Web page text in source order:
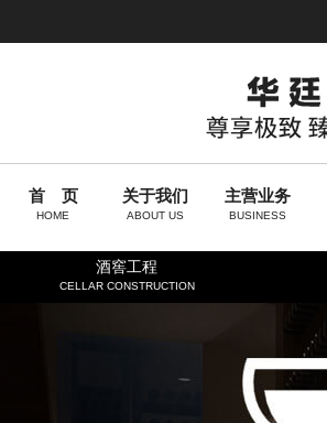
首 页
HOME
关于我们
ABOUT US
主营业务
BUSINESS
酒窖工程
CELLAR CONSTRUCTION